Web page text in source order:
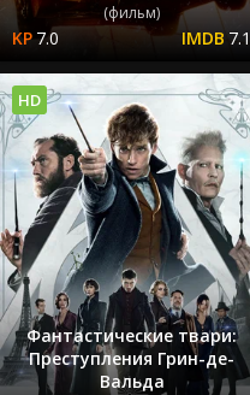
(фильм)
7.0 7.1
Фантастические твари:
Преступления Грин-де-
Вальда
HD